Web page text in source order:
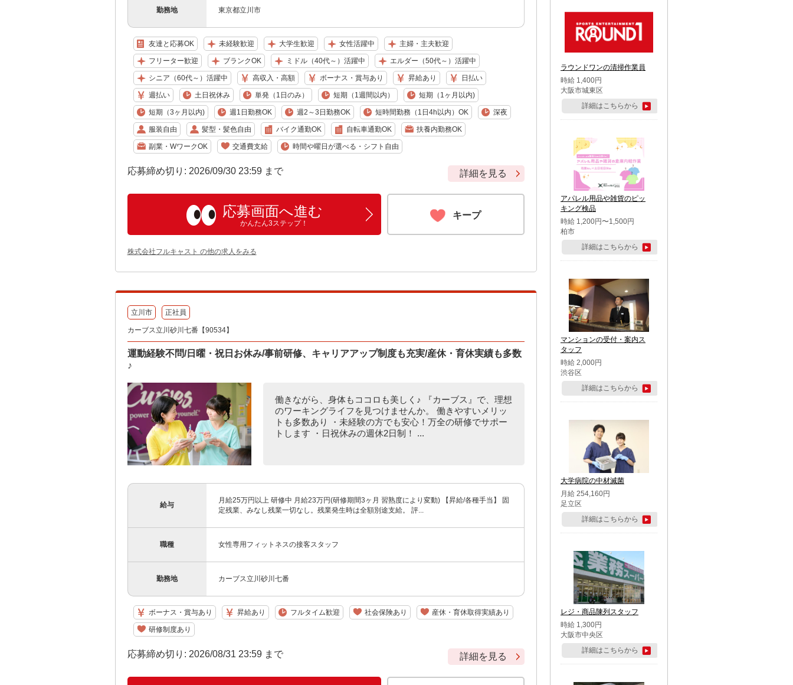
勤務地 東京都立川市
友達と応募OK 未経験歓迎 大学生歓迎 女性活躍中 主婦・主夫歓迎
フリーター歓迎 ブランクOK ミドル（40代～）活躍中 エルダー（50代～）活躍中
シニア（60代～）活躍中 高収入・高額 ボーナス・賞与あり 昇給あり 日払い
週払い 土日祝休み 単発（1日のみ） 短期（1週間以内） 短期（1ヶ月以内)
短期（3ヶ月以内) 週1日勤務OK 週2～3日勤務OK 短時間勤務（1日4h以内）OK 深夜
服装自由 髪型・髪色自由 バイク通勤OK 自転車通勤OK 扶養内勤務OK
副業・WワークOK 交通費支給 時間や曜日が選べる・シフト自由
応募締め切り: 2026/09/30 23:59 まで 詳細を見る
応募画面へ進む
かんたん3ステップ！
キープ
株式会社フルキャスト の他の求人をみる
立川市 正社員
カーブス立川砂川七番【90534】
運動経験不問/日曜・祝日お休み/事前研修、キャリアアップ制度も充実/産休・育休実績も多数
♪
働きながら、身体もココロも美しく♪ 『カーブス』で、理想
のワーキングライフを見つけませんか。 働きやすいメリッ
トも多数あり ・未経験の方でも安心！万全の研修でサポー
トします ・日祝休みの週休2日制！ ...
給与
月給25万円以上 研修中 月給23万円(研修期間3ヶ月 習熟度により変動) 【昇給/各種手当】 固
定残業、みなし残業一切なし。残業発生時は全額別途支給。 評...
職種 女性専用フィットネスの接客スタッフ
勤務地 カーブス立川砂川七番
ボーナス・賞与あり 昇給あり フルタイム歓迎 社会保険あり 産休・育休取得実績あり
研修制度あり
応募締め切り: 2026/08/31 23:59 まで 詳細を見る
ラウンドワンの清掃作業員
時給 1,400円
大阪市城東区
詳細はこちらから
アパレル用品や雑貨のピッ
キング検品
時給 1,200円〜1,500円
柏市
詳細はこちらから
マンションの受付・案内ス
タッフ
時給 2,000円
渋谷区
詳細はこちらから
大学病院の中材滅菌
月給 254,160円
足立区
詳細はこちらから
レジ・商品陳列スタッフ
時給 1,300円
大阪市中央区
詳細はこちらから